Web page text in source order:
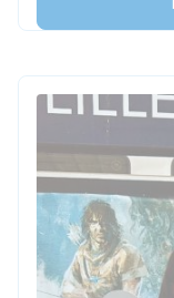
adolescente